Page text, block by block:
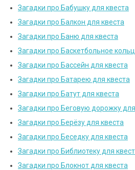
Загадки про Бабушку для квеста
Загадки про Балкон для квеста
Загадки про Баню для квеста
Загадки про Баскетбольное
Загадки про Бассейн для квеста
Загадки про Батарею для квеста
Загадки про Батут для квеста
Загадки про Беговую дорожку
Загадки про Берёзу для квеста
Загадки про Беседку для квеста
Загадки про Библиотеку для
Загадки про Блокнот для квеста